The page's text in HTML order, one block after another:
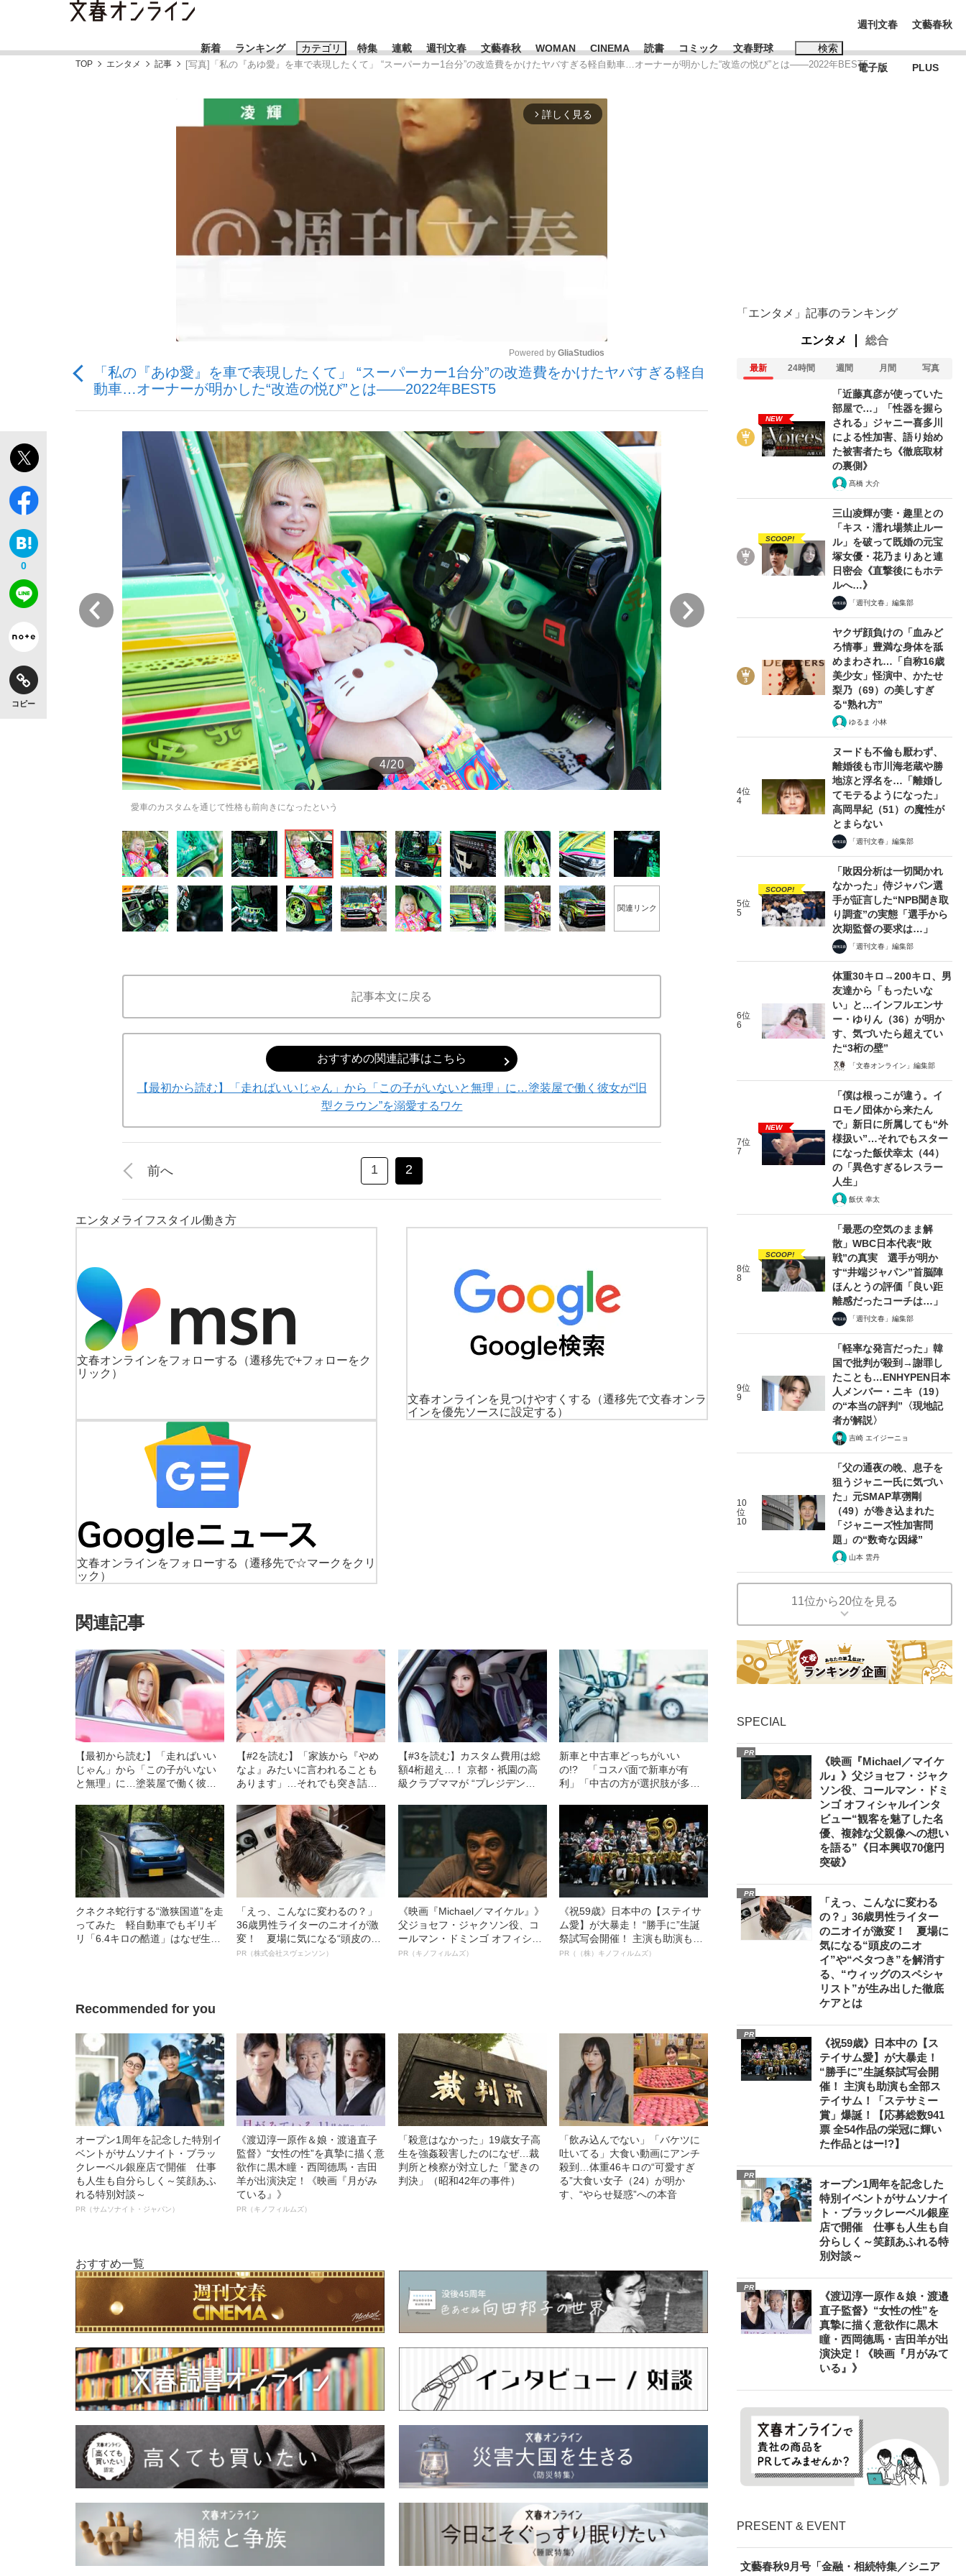
新着 ランキング カテゴリ
「敗因分析は一切聞かれなかった」侍ジャパン選手が証言した“NPB聞... 「クマが悪者扱いされているのが悲しい」『北の国から』倉本聰氏（91...
「目標達成できなかったからと言って…」サッカー日本代表・森保一監督...
もっと見る
特集
キングの誕生を、目撃せよ。
いまさら聞けない資産運用のすべて
the Style
もっと見る
連載 週刊文春 文藝春秋 WOMAN CINEMA 読書 コミック 文春野球 検索
おすすめのキーワードタグ一覧
#高市早苗 #森岡毅
週刊文春
電子版
文藝春秋
PLUS
TOP エンタメ 記事 [写真]「私の『あゆ愛』を車で表現したくて」 “スーパーカー1台分”の改造費をかけたヤバすぎる軽自動車…オーナーが明かした“改造の悦び”とは――2022年BEST5
arrow_forward_ios 詳しく見る
Powered by GliaStudios
「私の『あゆ愛』を車で表現したくて」 “スーパーカー1台分”の改造費をかけたヤバすぎる軽自
動車…オーナーが明かした“改造の悦び”とは――2022年BEST5
0
コピー
4/20
愛車のカスタムを通じて性格も前向きになったという
前
関連リンク
記事本文に戻る
おすすめの関連記事はこちら
【最初から読む】「走ればいいじゃん」から「この子がいないと無理」に…塗装屋で働く彼女が“旧
型クラウン”を溺愛するワケ
前へ 1 2
エンタメ ライフスタイル働き方
文春オンラインをフォローする
（遷移先で+フォローをク
リック）
文春オンラインを見つけやすくする
（遷移先で文春オンラ
インを優先ソースに設定する）
文春オンラインをフォローする
（遷移先で☆マークをクリ
ック）
関連記事
【最初から読む】「走ればいい
じゃん」から「この子がいない
と無理」に…塗装屋で働く彼女
【#2を読む】「家族から『やめ
なよ』みたいに言われることも
あります」…それでも突き詰め
タム軽自動車がスゴすぎた
【#3を読む】カスタム費用は総
額4桁超え…！ 京都・祇園の高
級クラブママが “プレジデン
新車と中古車どっちがいい
の!? 「コスパ面で新車が有
利」「中古の方が選択肢が多
クネクネ蛇行する“激狭国道”を走
ってみた 軽自動車でもギリギ
リ「6.4キロの酷道」はなぜ生ま
「えっ、こんなに変わるの？」
36歳男性ライターのニオイが激
変！ 夏場に気になる“頭皮のニ
オイ”や“ベタつき”を解消す
PR（株式会社スヴェンソン）
《映画『Michael／マイケル』》
父ジョセフ・ジャクソン役、コ
ールマン・ドミンゴ オフィシャ
ルインタビュー“観客を魅了した
PR（キノフィルムズ）
《祝59歳》日本中の【ステイサ
ム愛】が大暴走！ “勝手に”生誕
祭試写会開催！ 主演も助演も全
部ステイサム！「ステサミー
PR（（株）キノフィルムズ）
Recommended for you
オープン1周年を記念した特別イ
ベントがサムソナイト・ブラッ
クレーベル銀座店で開催 仕事
も人生も自分らしく～笑顔あふ
れる特別対談～
PR（サムソナイト・ジャパン）
《渡辺淳一原作＆娘・渡邉直子
監督》“女性の性”を真摯に描く意
欲作に黒木瞳・西岡德馬・吉田
羊が出演決定！《映画『月がみ
ている』》
PR（キノフィルムズ）
「殺意はなかった」19歳女子高
生を強姦殺害したのになぜ…裁
判所と検察が対立した「驚きの
判決」（昭和42年の事件）
「飲み込んでない」「バケツに
吐いてる」大食い動画にアンチ
殺到…体重46キロの“可愛すぎ
る”大食い女子（24）が明か
す、“やらせ疑惑”への本音
おすすめ一覧
「エンタメ」記事のランキング
エンタメ 総合
最新 24時間 週間 月間 写真
NEW
「近藤真彦が使っていた
部屋で…」「性器を握ら
される」ジャニー喜多川
による性加害、語り始め
た被害者たち《徹底取材
の裏側》
髙橋 大介
SCOOP!
三山凌輝が妻・趣里との
「キス・濡れ場禁止ルー
ル」を破って既婚の元宝
塚女優・花乃まりあと連
日密会《直撃後にもホテ
ルへ…》
「週刊文春」編集部
ヤクザ顔負けの「血みど
ろ情事」豊満な身体を舐
めまわされ…「自称16歳
美少女」怪演中、かたせ
梨乃（69）の美しすぎ
る“熟れ方”
ゆるま 小林
4位
4
ヌードも不倫も厭わず、
離婚後も市川海老蔵や勝
地涼と浮名を…「離婚し
てモテるようになった」
高岡早紀（51）の魔性が
とまらない
「週刊文春」編集部
5位
5
SCOOP!
「敗因分析は一切聞かれ
なかった」侍ジャパン選
手が証言した“NPB聞き取
り調査”の実態「選手から
次期監督の要求は…」
「週刊文春」編集部
6位
6
体重30キロ→200キロ、男
友達から「もったいな
い」と…インフルエンサ
ー・ゆりん（36）が明か
す、気づいたら超えてい
た“3桁の壁”
「文春オンライン」編集部
7位
7
NEW
「僕は根っこが違う。イ
ロモノ団体から来たん
で」新日に所属しても“外
様扱い”…それでもスター
になった飯伏幸太（44）
の「異色すぎるレスラー
人生」
飯伏 幸太
8位
8
SCOOP!
「最悪の空気のまま解
散」WBC日本代表“敗
戦”の真実 選手が明か
す“井端ジャパン”首脳陣
ほんとうの評価「良い距
離感だったコーチは…」
「週刊文春」編集部
9位
9
「軽率な発言だった」韓
国で批判が殺到→謝罪し
たことも…ENHYPEN日本
人メンバー・ニキ（19）
の“本当の評判”〈現地記
者が解説〉
吉崎 エイジーニョ
10
位
10
「父の通夜の晩、息子を
狙うジャニー氏に気づい
た」元SMAP草彅剛
（49）が巻き込まれた
「ジャニーズ性加害問
題」の“数奇な因縁”
山本 雲丹
11位から20位を見る
SPECIAL
PR
《映画『Michael／マイケ
ル』》父ジョセフ・ジャク
ソン役、コールマン・ドミ
ンゴ オフィシャルインタ
ビュー“観客を魅了した名
優、複雑な父親像への想い
を語る”《日本興収70億円
突破》
PR
「えっ、こんなに変わる
の？」36歳男性ライター
のニオイが激変！ 夏場に
気になる“頭皮のニオ
イ”や“ベタつき”を解消す
る、“ウィッグのスペシャ
リスト”が生み出した徹底
ケアとは
PR
《祝59歳》日本中の【ス
テイサム愛】が大暴走！
“勝手に”生誕祭試写会開
催！ 主演も助演も全部ス
テイサム！「ステサミー
賞」爆誕！【応募総数941
票 全54作品の栄冠に輝い
た作品とはー!?】
PR
オープン1周年を記念した
特別イベントがサムソナイ
ト・ブラックレーベル銀座
店で開催 仕事も人生も自
分らしく～笑顔あふれる特
別対談～
PR
《渡辺淳一原作＆娘・渡邉
直子監督》“女性の性”を
真摯に描く意欲作に黒木
瞳・西岡德馬・吉田羊が出
演決定！《映画『月がみて
いる』》
PRESENT & EVENT
文藝春秋9月号「金融・相続特集／シニア